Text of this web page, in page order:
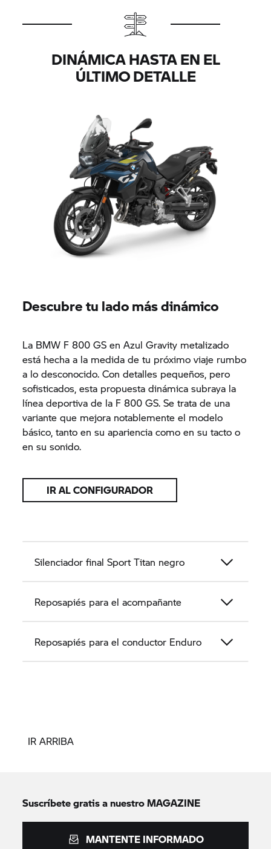
DINÁMICA HASTA EN EL
ÚLTIMO DETALLE
Descubre tu lado más dinámico
La BMW F 800 GS en Azul Gravity metalizado
está hecha a la medida de tu próximo viaje rumbo
a lo desconocido. Con detalles pequeños, pero
sofisticados, esta propuesta dinámica subraya la
línea deportiva de la F 800 GS. Se trata de una
variante que mejora notablemente el modelo
básico, tanto en su apariencia como en su tacto o
en su sonido.
IR AL CONFIGURADOR
Silenciador final Sport Titan negro
Reposapiés para el acompañante
Reposapiés para el conductor Enduro
IR ARRIBA
Suscríbete gratis a nuestro MAGAZINE
MANTENTE INFORMADO